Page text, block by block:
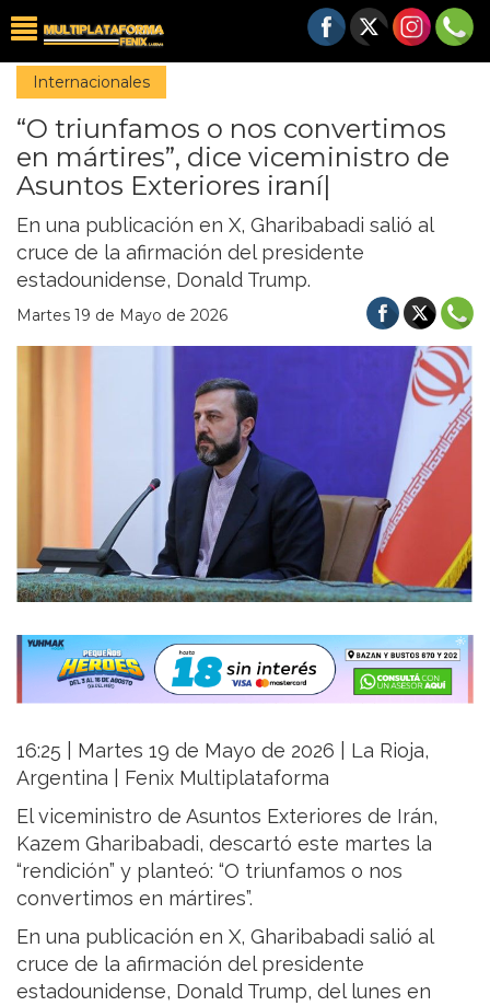
Internacionales
“O triunfamos o nos convertimos
en mártires”, dice viceministro de
Asuntos Exteriores iraní|
En una publicación en X, Gharibabadi salió al
cruce de la afirmación del presidente
estadounidense, Donald Trump.
Martes 19 de Mayo de 2026
16:25 | Martes 19 de Mayo de 2026 | La Rioja,
Argentina | Fenix Multiplataforma
El viceministro de Asuntos Exteriores de Irán,
Kazem Gharibabadi, descartó este martes la
“rendición” y planteó: “O triunfamos o nos
convertimos en mártires”.
En una publicación en X, Gharibabadi salió al
cruce de la afirmación del presidente
estadounidense, Donald Trump, del lunes en